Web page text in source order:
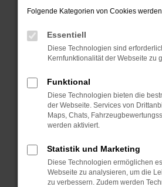
Prüfe deine
Manche Erweiterungen, wie
können das Laden bestimmter
verhindern. Funktioniert die
Fenster?
Starte dein Gerät neu.
Das kann manchmal helfen,
Probleme zu beheben.
Betriebssystem auf dem
sind.
Veraltete Software birgt nicht
Folgende Kategorien von Cookies
Essentiell
Diese Technologien sind
Kernfunktionalität der Webseite zu
Funktional
Diese Technologien bieten die
der Webseite. Services von
Maps, Chats,
werden aktiviert.
Statistik und Marketing
Diese Technologien ermöglichen
Webseite zu analysieren, um die
zu verbessern. Zudem werden